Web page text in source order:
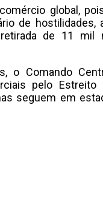
global,
de hostilidades,
de 11
o Comando
pelo
seguem em